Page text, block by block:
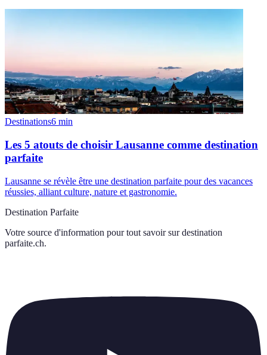
Destinations6 min
Les 5 atouts de choisir Lausanne comme destination
parfaite
Lausanne se révèle être une destination parfaite pour des vacances
réussies, alliant culture, nature et gastronomie.
Destination Parfaite
Votre source d'information pour tout savoir sur destination
parfaite.ch.